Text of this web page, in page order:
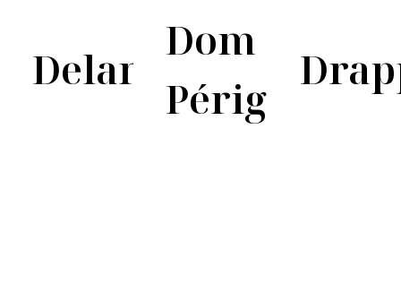
Delamotte
Dom
Pérignon